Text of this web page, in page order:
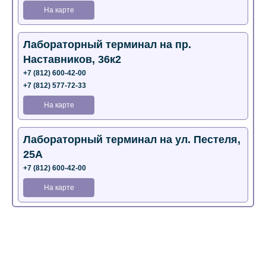
На карте
Лабораторный терминал на пр.
Наставников, 36к2
+7 (812) 600-42-00
+7 (812) 577-72-33
На карте
Лабораторный терминал на ул. Пестеля,
25А
+7 (812) 600-42-00
На карте